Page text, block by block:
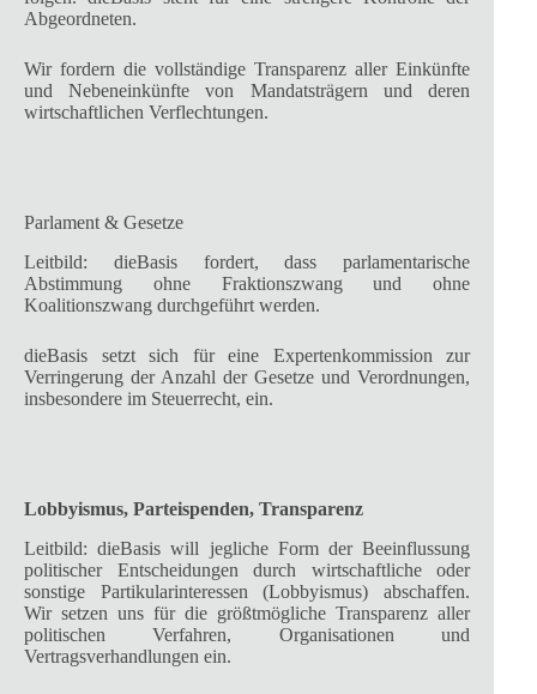
Abgeordneten.
Wir fordern die vollständige Transparenz aller Einkünfte
und Nebeneinkünfte von Mandatsträgern und deren
wirtschaftlichen Verflechtungen.
Parlament & Gesetze
Leitbild: dieBasis fordert, dass parlamentarische
Abstimmung ohne Fraktionszwang und ohne
Koalitionszwang durchgeführt werden.
dieBasis setzt sich für eine Expertenkommission zur
Verringerung der Anzahl der Gesetze und Verordnungen,
insbesondere im Steuerrecht, ein.
Lobbyismus, Parteispenden, Transparenz
Leitbild: dieBasis will jegliche Form der Beeinflussung
politischer Entscheidungen durch wirtschaftliche oder
sonstige Partikularinteressen (Lobbyismus) abschaffen.
Wir setzen uns für die größtmögliche Transparenz aller
politischen Verfahren, Organisationen und
Vertragsverhandlungen ein.